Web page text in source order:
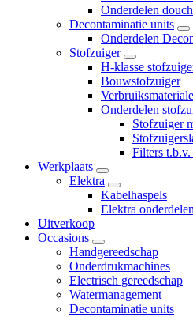
Onderdelen
Decontaminatie units
Onderdelen
Stofzuiger
H-klasse
Bouwstofzuiger
Onderdelen
Stofzuiger
Filters
Werkplaats
Elektra
Kabelhaspels
Elektra onderdelen
Uitverkoop
Occasions
Handgereedschap
Onderdrukmachines
Electrisch gereedschap
Watermanagement
Decontaminatie units